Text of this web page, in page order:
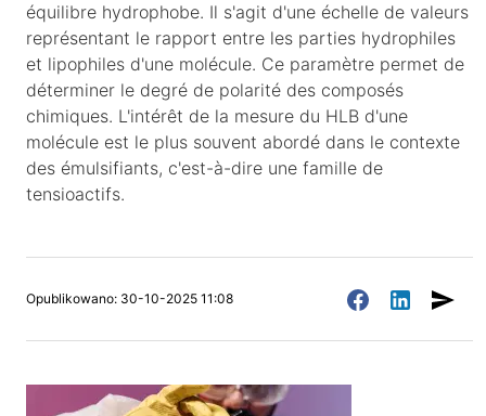
équilibre hydrophobe. Il s'agit d'une échelle de valeurs
représentant le rapport entre les parties hydrophiles
et lipophiles d'une molécule. Ce paramètre permet de
déterminer le degré de polarité des composés
chimiques. L'intérêt de la mesure du HLB d'une
molécule est le plus souvent abordé dans le contexte
des émulsifiants, c'est-à-dire une famille de
tensioactifs.
Opublikowano: 30-10-2025 11:08